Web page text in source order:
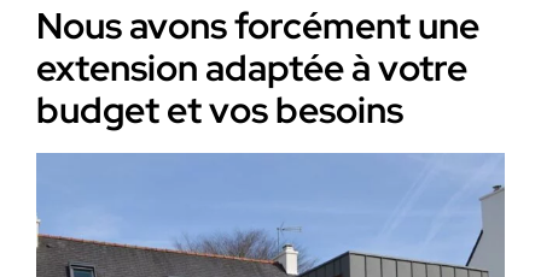
Nous avons forcément une
extension adaptée à votre
budget et vos besoins